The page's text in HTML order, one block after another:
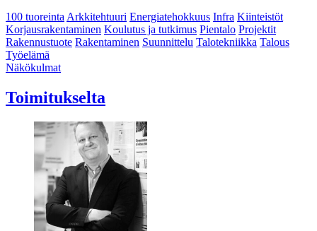
100 tuoreinta Arkkitehtuuri Energiatehokkuus Infra Kiinteistöt
Korjausrakentaminen Koulutus ja tutkimus Pientalo Projektit
Rakennustuote Rakentaminen Suunnittelu Talotekniikka Talous
Työelämä
Näkökulmat
Toimitukselta